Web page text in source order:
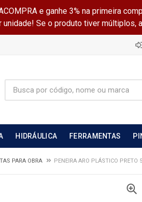
e ganhe 3% na primeira
Se o produto tiver múltiplos,
HIDRÁULICA FERRAMENTAS
PARA OBRA PENEIRA ARO PLÁSTICO PRETO